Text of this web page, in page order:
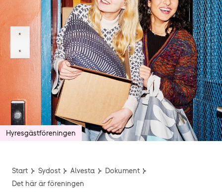
Hyresgäst­föreningen
Start Sydost Alvesta
Dokument
Det här är föreningen